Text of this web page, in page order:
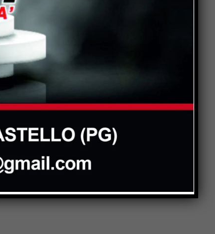
in Umbria, sindacati: “Bene il
TAR, ma i ritardi rischiano di
far saltare l’avvio delle
scuole”
Mestieri artigiani, l’allarme in